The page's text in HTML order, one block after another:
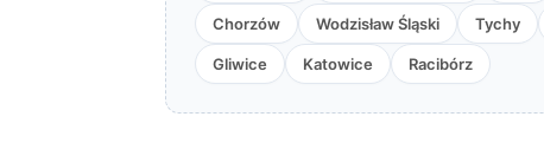
Chorzów Wodzisław Śląski Tychy
Gliwice Katowice Racibórz